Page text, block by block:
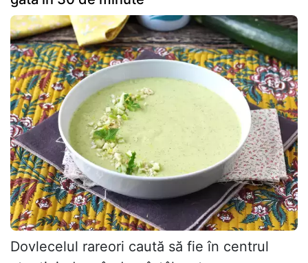
Dovlecelul rareori caută să fie în centrul